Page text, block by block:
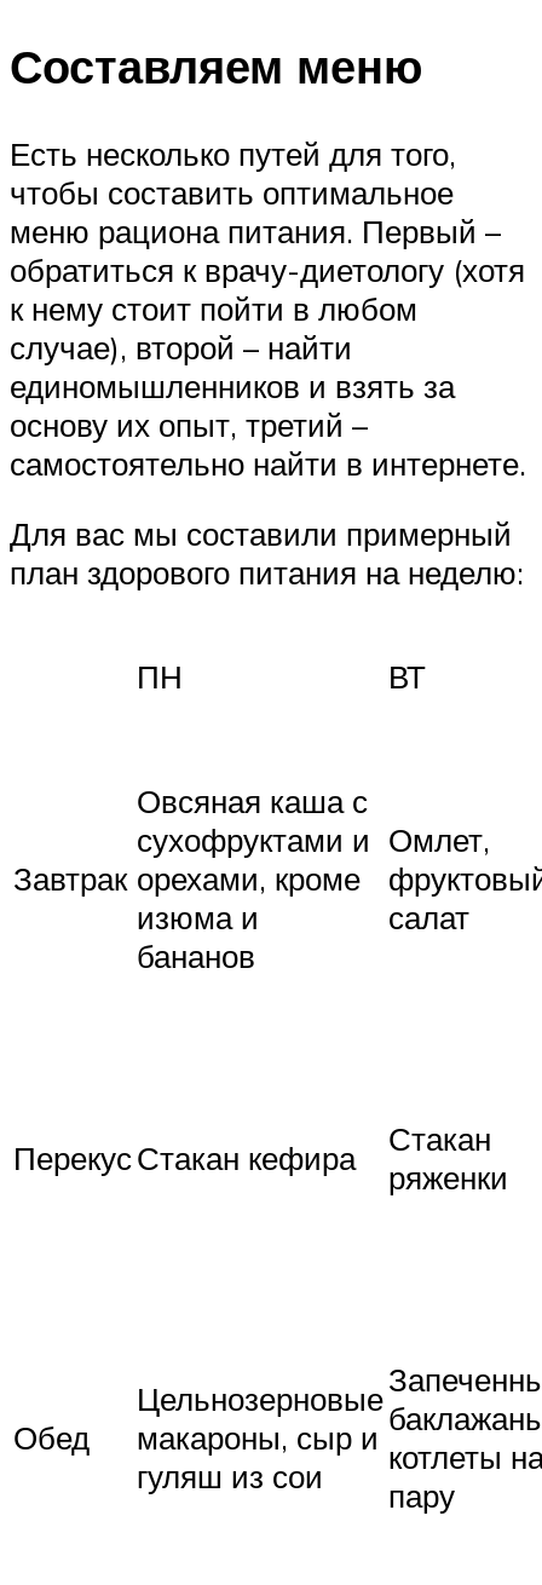
Составляем меню
Есть несколько путей для того,
чтобы составить оптимальное
меню рациона питания. Первый –
обратиться к врачу-диетологу (хотя
к нему стоит пойти в любом
случае), второй – найти
единомышленников и взять за
основу их опыт, третий –
самостоятельно найти в интернете.
Для вас мы составили примерный
план здорового питания на неделю:
ПН ВТ
Завтрак
Овсяная каша с
сухофруктами и
орехами, кроме
изюма и
бананов
Омлет,
салат
ПерекусСтакан кефира
Стакан
ряженки
Обед
Цельнозерновые
макароны, сыр и
гуляш из сои
котлеты
пару